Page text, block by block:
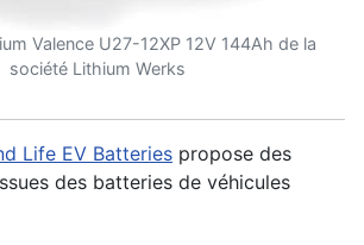
Valence U27-12XP 12V 144Ah de la
société Lithium Werks
Life EV Batteries propose des
des batteries de véhicules